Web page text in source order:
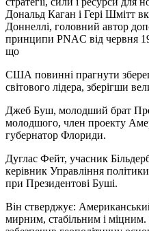
Дональд Каган і Гері Шмітт
Доннеллі, головний автор
принципи PNAC від червня
що
США повинні прагнути
світового лідера, зберігши
Джеб Буш, молодший брат
молодшого, член проекту
губернатор Флориди.
Дуглас Фейт, учасник
керівник Управління
при Президентові Буші.
Він стверджує:
мирним, стабільним і міцним.